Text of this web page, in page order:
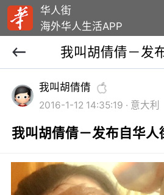
华人街
海外华人生活APP
我叫胡倩倩
2016-1-12 14:35:19 · 意大利
我叫胡倩倩－发布自华